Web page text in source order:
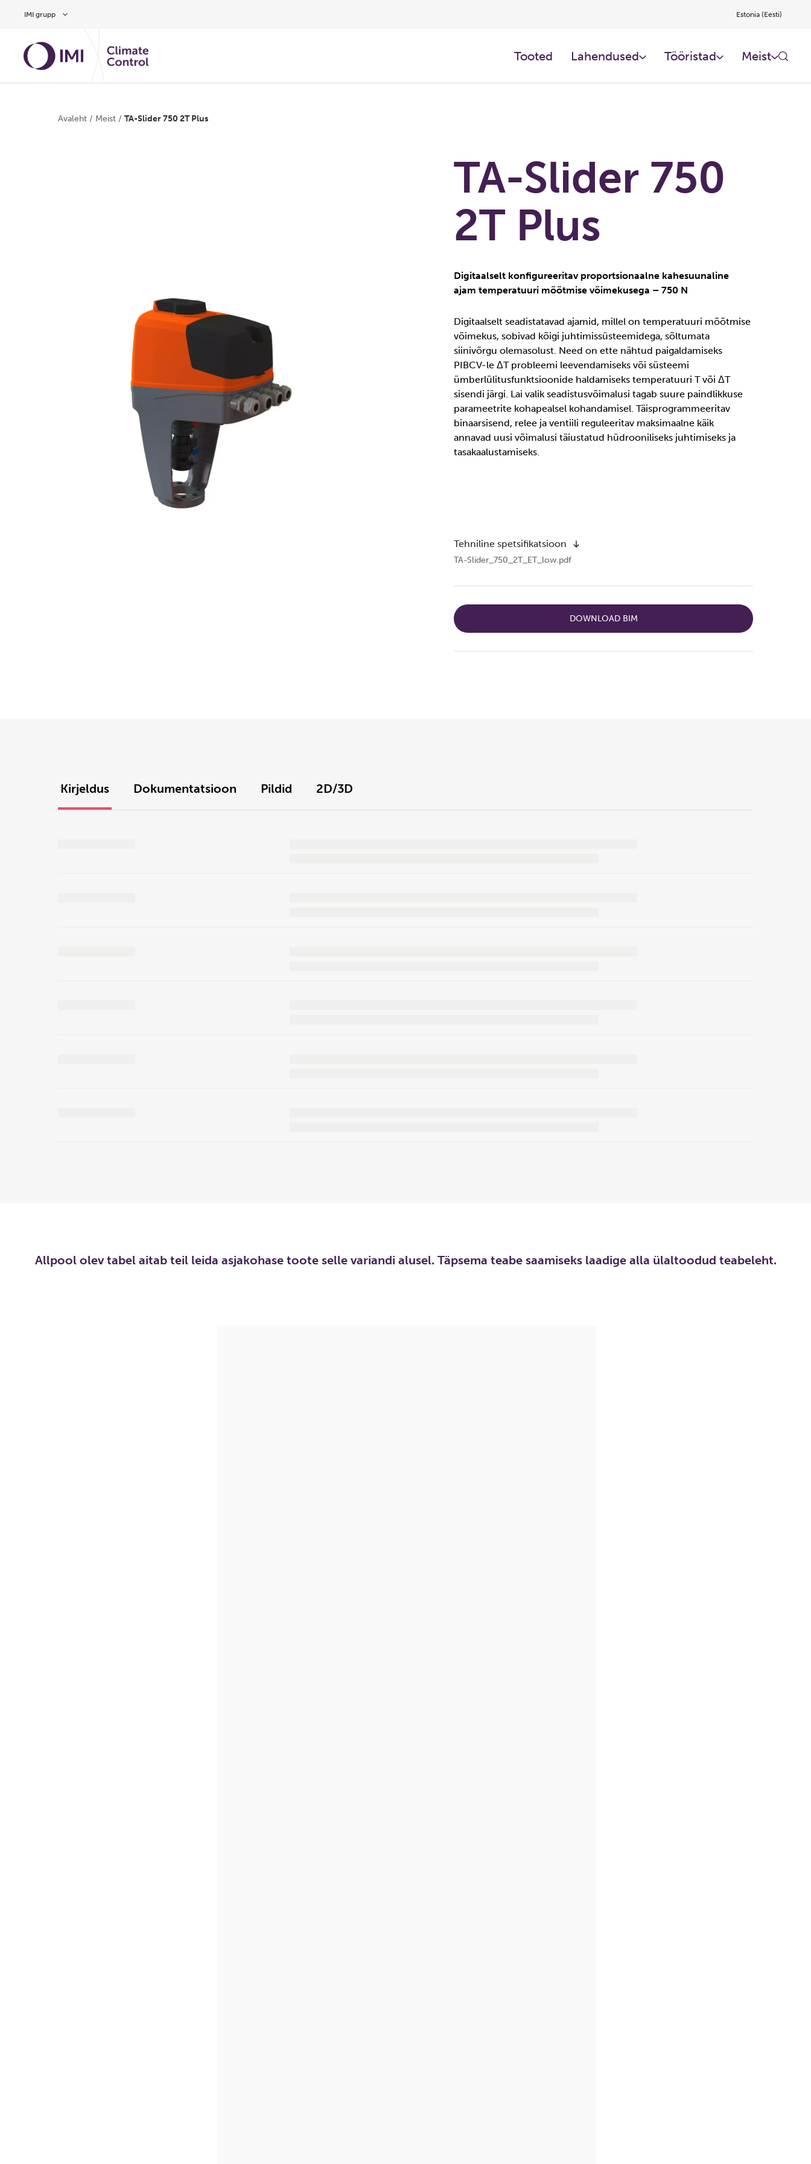
IMI grupp Estonia (Eesti)
Tooted Lahendused Tööristad Meist
Avaleht / Meist / TA-Slider 750 2T Plus
TA-Slider 750
2T Plus
Digitaalselt konfigureeritav proportsionaalne kahesuunaline
ajam temperatuuri mõõtmise võimekusega – 750 N
Digitaalselt seadistatavad ajamid, millel on temperatuuri mõõtmise
võimekus, sobivad kõigi juhtimissüsteemidega, sõltumata
siinivõrgu olemasolust. Need on ette nähtud paigaldamiseks
PIBCV-le ΔT probleemi leevendamiseks või süsteemi
ümberlülitusfunktsioonide haldamiseks temperatuuri T või ΔT
sisendi järgi. Lai valik seadistusvõimalusi tagab suure paindlikkuse
parameetrite kohapealsel kohandamisel. Täisprogrammeeritav
binaarsisend, relee ja ventiili reguleeritav maksimaalne käik
annavad uusi võimalusi täiustatud hüdrooniliseks juhtimiseks ja
tasakaalustamiseks.
Tehniline spetsifikatsioon
TA-Slider_750_2T_ET_low.pdf
DOWNLOAD BIM
Kirjeldus Dokumentatsioon Pildid 2D/3D
Allpool olev tabel aitab teil leida asjakohase toote selle variandi alusel. Täpsema teabe saamiseks laadige alla ülaltoodud teabeleht.